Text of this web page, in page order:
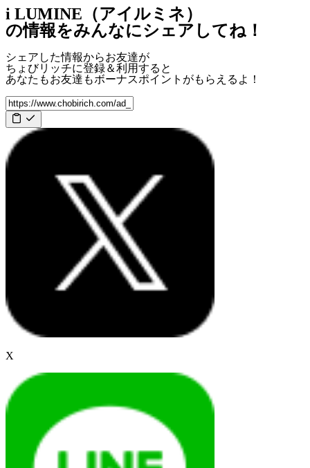
i LUMINE（アイルミネ）
の情報をみんなにシェアしてね！
シェアした情報からお友達が
ちょびリッチに登録＆利用すると
あなたもお友達もボーナスポイント がもらえるよ！
X